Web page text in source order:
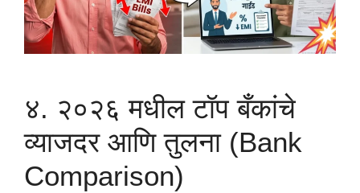
४. २०२६ मधील टॉप बँकांचे
व्याजदर आणि तुलना (Bank
Comparison)